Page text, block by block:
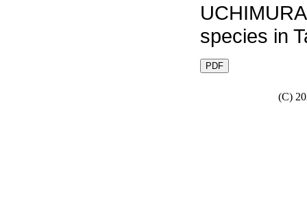
species in
PDF
(C)